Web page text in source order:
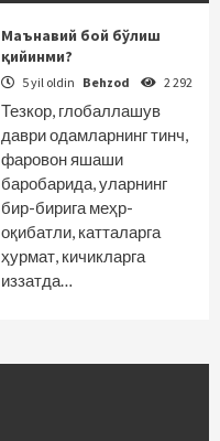
Маънавий бой бўлиш
қийинми?
5 yil oldin Behzod 2 292
Тезкор, глобаллашув
даври одамларнинг тинч,
фаровон яшаши
баробарида, уларнинг
бир-бирига меҳр-
оқибатли, катталарга
ҳурмат, кичикларга
иззатда…